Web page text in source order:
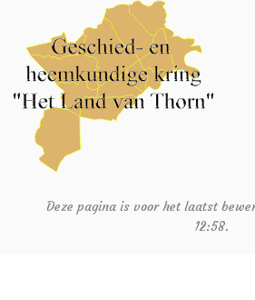
Deze pagina is voor het laatst
12:58.